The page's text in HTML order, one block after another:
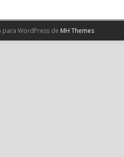
más
WordPress de MH Themes